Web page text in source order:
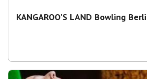
KANGAROO'S LAND Bowling